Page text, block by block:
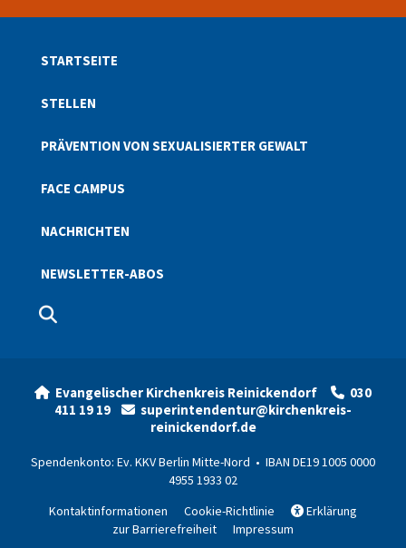
STARTSEITE
STELLEN
PRÄVENTION VON SEXUALISIERTER GEWALT
FACE CAMPUS
NACHRICHTEN
NEWSLETTER-ABOS
 Evangelischer Kirchenkreis Reinickendorf  030
411 19 19
 superintendentur@kirchenkreis-
reinickendorf.de
Spendenkonto: Ev. KKV Berlin Mitte-Nord • IBAN DE19 1005 0000
4955 1933 02
Kontaktinformationen
Cookie-Richtlinie  Erklärung
zur Barrierefreiheit
Impressum